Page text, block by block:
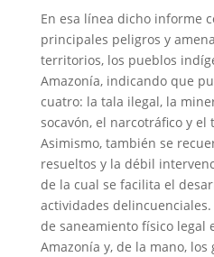
En esa línea dicho informe
principales peligros y
territorios, los pueblos
Amazonía, indicando que
cuatro: la tala ilegal, la
socavón, el narcotráfico y el
Asimismo, también se
resueltos y la débil
de la cual se facilita el
actividades
de saneamiento físico legal
Amazonía y, de la mano,